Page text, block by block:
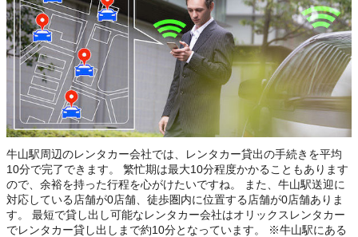
牛山駅周辺のレンタカー会社では、レンタカー貸出の手続きを平均
10分で完了できます。 繁忙期は最大10分程度かかることもあります
ので、余裕を持った行程を心がけたいですね。 また、牛山駅送迎に
対応している店舗が0店舗、徒歩圏内に位置する店舗が0店舗ありま
す。 最短で貸し出し可能なレンタカー会社はオリックスレンタカー
でレンタカー貸し出しまで約10分となっています。 ※牛山駅にある